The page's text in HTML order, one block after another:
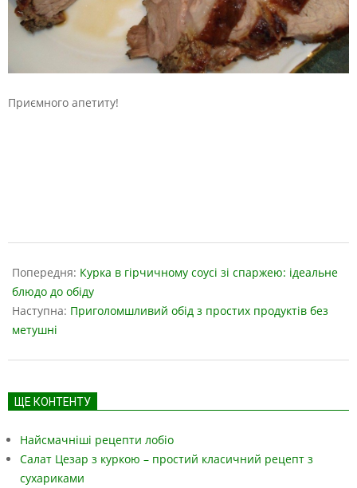
Приємного апетиту!
03-
29
Попередня: Курка в гірчичному соусі зі спаржею: ідеальне
блюдо до обіду
Наступна: Приголомшливий обід з простих продуктів без
метушні
ЩЕ КОНТЕНТУ
Найсмачніші рецепти лобіо
Салат Цезар з куркою – простий класичний рецепт з
сухариками